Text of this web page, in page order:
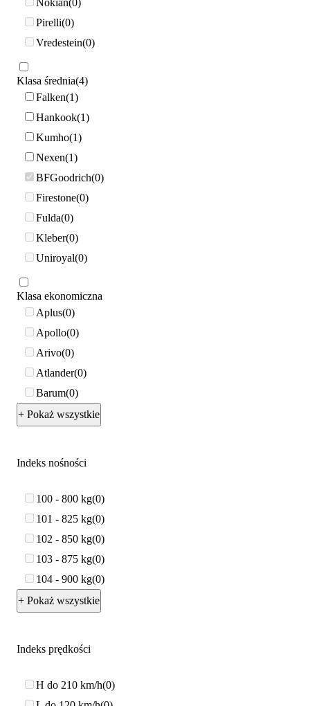
Pirelli 0
Vredestein 0
Klasa średnia 4
Falken 1
Hankook 1
Kumho 1
Nexen 1
BFGoodrich 0
Firestone 0
Fulda 0
Kleber 0
Uniroyal 0
Klasa ekonomiczna
Aplus 0
Apollo 0
Arivo 0
Atlander 0
Barum 0
+ Pokaż wszystkie
Indeks nośności
100 - 800 kg 0
101 - 825 kg 0
102 - 850 kg 0
103 - 875 kg 0
104 - 900 kg 0
+ Pokaż wszystkie
Indeks prędkości
H do 210 km/h 0